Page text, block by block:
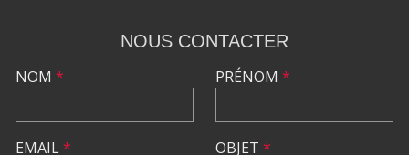
NOUS CONTACTER
NOM *
EMAIL*
PRÉNOM *
OBJET *